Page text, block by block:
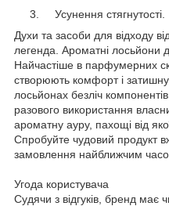
Усунення стягнутості.
Духи та засоби для відходу
легенда. Ароматні лосьйони
Найчастіше в парфумерних
створюють комфорт і
лосьйонах безліч
разового використання
ароматну ауру, пахощі від
Спробуйте чудовий продукт
замовлення найближчим
Угода користувача
Судячи з відгуків, бренд має